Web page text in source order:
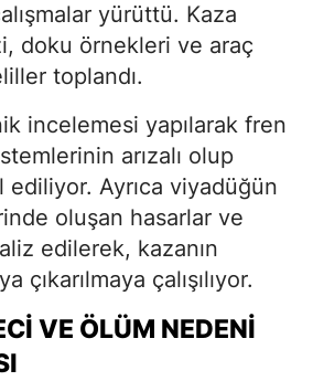
yürüttü. Kaza
doku örnekleri ve araç
toplandı.
incelemesi yapılarak fren
arızalı olup
ediliyor. Ayrıca viyadüğün
oluşan hasarlar ve
edilerek, kazanın
çıkarılmaya çalışılıyor.
VE ÖLÜM NEDENI